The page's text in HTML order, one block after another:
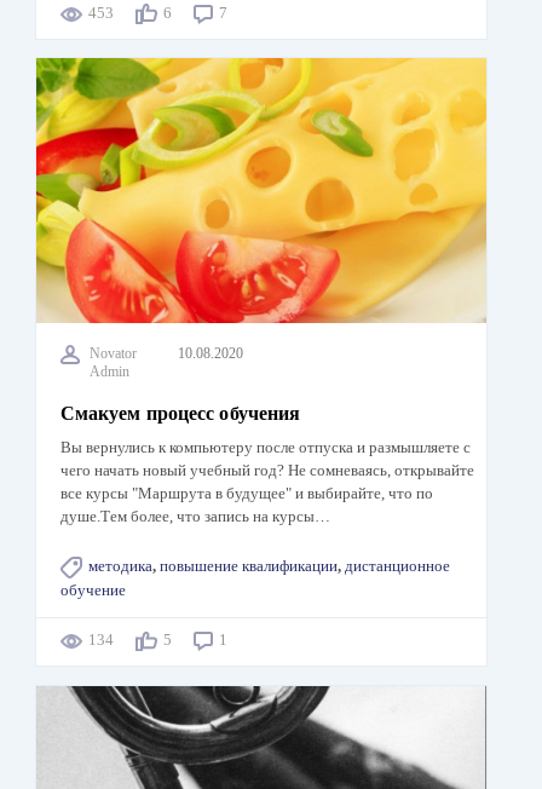
453 6 7
Novator
Admin
10.08.2020
Смакуем процесс обучения
Вы вернулись к компьютеру после отпуска и размышляете с
чего начать новый учебный год? Не сомневаясь, открывайте
все курсы "Маршрута в будущее" и выбирайте, что по
душе.Тем более, что запись на курсы…
методика, повышение квалификации, дистанционное
обучение
134 5 1